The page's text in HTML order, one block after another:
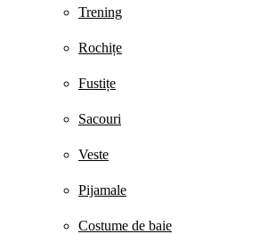
Trening
Rochițe
Fustițe
Sacouri
Veste
Pijamale
Costume de baie